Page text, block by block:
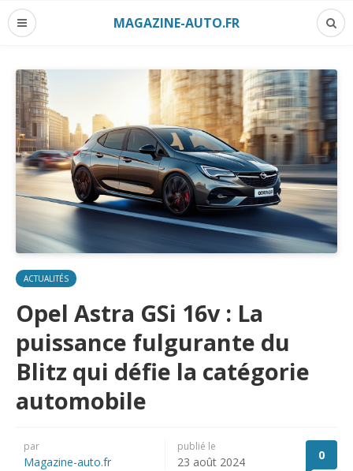
MAGAZINE-AUTO.FR
ACTUALITÉS
Opel Astra GSi 16v : La
puissance fulgurante du
Blitz qui défie la catégorie
automobile
par
Magazine-auto.fr
publié le
23 août 2024 0